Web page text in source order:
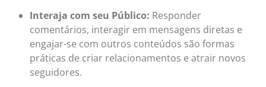
Interaja com seu Público: Responder
comentários, interagir em mensagens diretas e
engajar-se com outros conteúdos são formas
práticas de criar relacionamentos e atrair novos
seguidores.